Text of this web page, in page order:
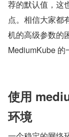
荐的默认值，这
点。相信大家都
机的高级参数的
MediumKube 的
使用
环境